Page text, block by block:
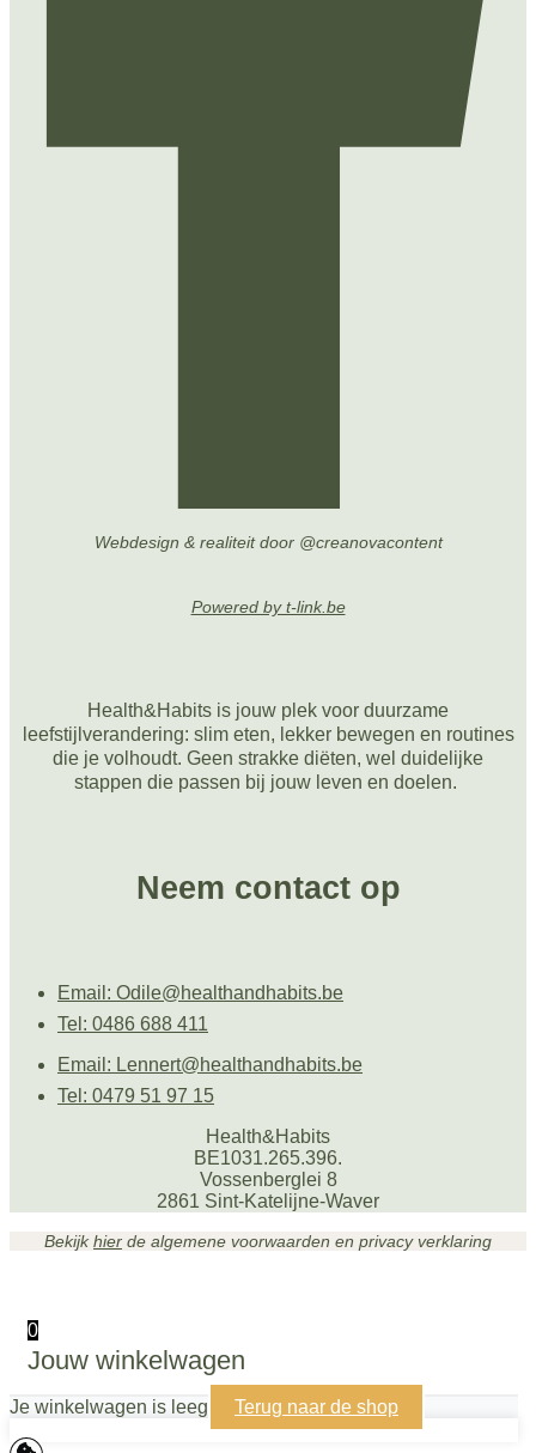
Webdesign & realiteit door @creanovacontent
Powered by t-link.be
Health&Habits is jouw plek voor duurzame
leefstijlverandering: slim eten, lekker bewegen en routines
die je volhoudt. Geen strakke diëten, wel duidelijke
stappen die passen bij jouw leven en doelen.
Neem contact op
Email: Odile@healthandhabits.be
Tel: 0486 688 411
Email: Lennert@healthandhabits.be
Tel: 0479 51 97 15
Health&Habits
BE1031.265.396.
Vossenberglei 8
2861 Sint-Katelijne-Waver
Bekijkhier de algemene voorwaarden en privacy verklaring
0
Jouw winkelwagen
Je winkelwagen is leeg Terug naar de shop